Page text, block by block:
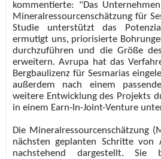
kommentierte: "Das
Mineralressourcenschätzung für
Studie unterstützt das
ermutigt uns, priorisierte
durchzuführen und die Größe
erweitern. Avrupa hat das
Bergbaulizenz für Sesmarias
außerdem nach einem
weitere Entwicklung des Projekts
in einem Earn-In-Joint-Venture
Die Mineralressourcenschätzung
nächsten geplanten Schritte
nachstehend dargestellt. Sie